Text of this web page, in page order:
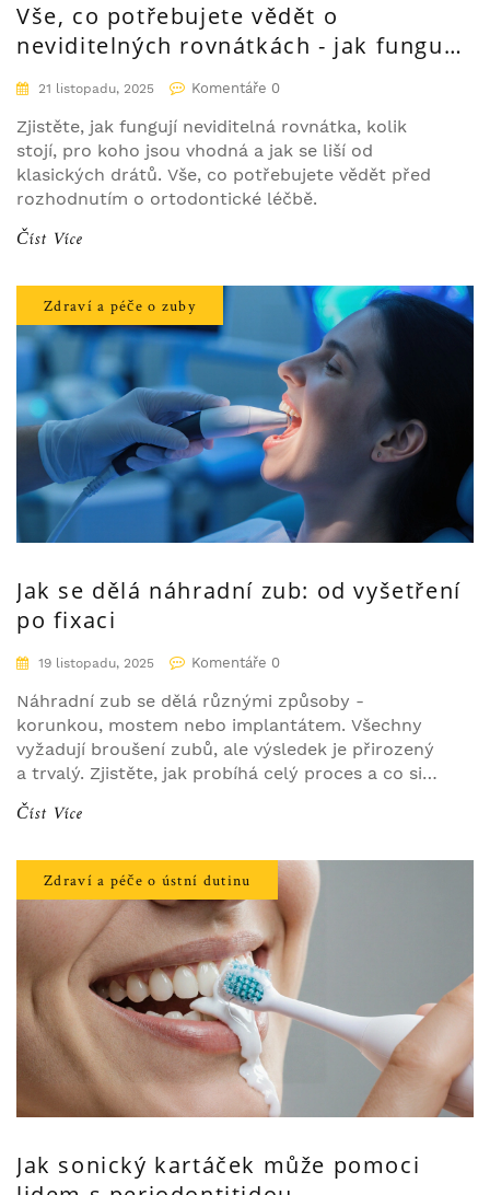
Vše, co potřebujete vědět o
neviditelných rovnátkách - jak fungují,
kolik stojí a pro koho jsou ideální
21 listopadu, 2025 Komentáře 0
Zjistěte, jak fungují neviditelná rovnátka, kolik
stojí, pro koho jsou vhodná a jak se liší od
klasických drátů. Vše, co potřebujete vědět před
rozhodnutím o ortodontické léčbě.
Číst Více
Zdraví a péče o zuby
Jak se dělá náhradní zub: od vyšetření
po fixaci
19 listopadu, 2025 Komentáře 0
Náhradní zub se dělá různými způsoby -
korunkou, mostem nebo implantátem. Všechny
vyžadují broušení zubů, ale výsledek je přirozený
a trvalý. Zjistěte, jak probíhá celý proces a co si
vybrat.
Číst Více
Zdraví a péče o ústní dutinu
Jak sonický kartáček může pomoci